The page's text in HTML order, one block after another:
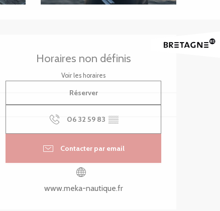
Ouverture et
Horaires non définis
Voir les horaires
Réserver
06 32 59 83 ▒▒
Contacter par email
www.meka-nautique.fr